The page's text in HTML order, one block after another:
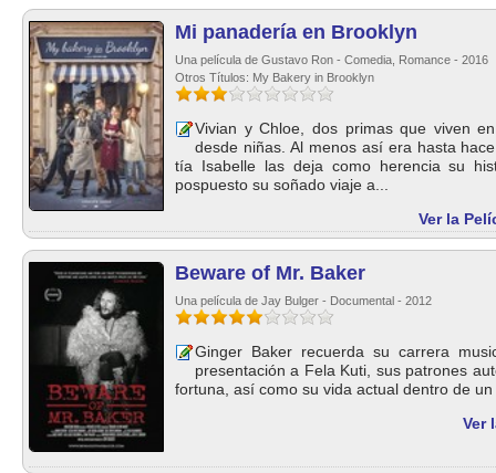
Mi panadería en Brooklyn
Una película de Gustavo Ron - Comedia, Romance - 2016
Otros Títulos: My Bakery in Brooklyn
Vivian y Chloe, dos primas que viven
desde niñas. Al menos así era hasta
tía Isabelle las deja como herencia su
pospuesto su soñado viaje a...
Ver la
Beware of Mr. Baker
Una película de Jay Bulger - Documental - 2012
Ginger Baker recuerda su carrera
presentación a Fela Kuti, sus patrones
fortuna, así como su vida actual dentro de
Ver